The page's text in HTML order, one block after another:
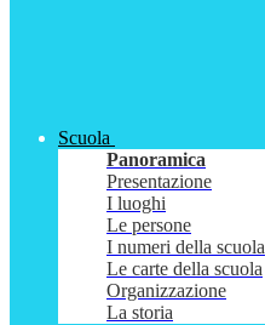
Scuola
Panoramica
Presentazione
I luoghi
Le persone
I numeri della scuola
Le carte della scuola
Organizzazione
La storia